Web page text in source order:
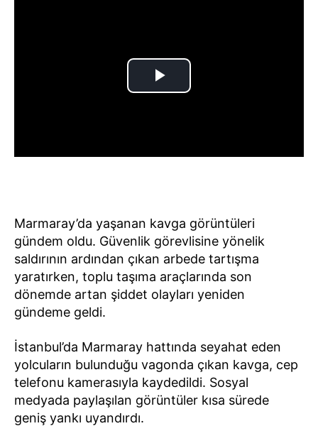
Marmaray’da yaşanan kavga görüntüleri
gündem oldu. Güvenlik görevlisine yönelik
saldırının ardından çıkan arbede tartışma
yaratırken, toplu taşıma araçlarında son
dönemde artan şiddet olayları yeniden
gündeme geldi.
İstanbul’da Marmaray hattında seyahat eden
yolcuların bulunduğu vagonda çıkan kavga, cep
telefonu kamerasıyla kaydedildi. Sosyal
medyada paylaşılan görüntüler kısa sürede
geniş yankı uyandırdı.